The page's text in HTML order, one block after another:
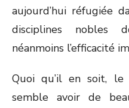
aujourd’hui réfugiée
disciplines nobles
néanmoins l’efficacité
Quoi qu’il en soit,
semble avoir de